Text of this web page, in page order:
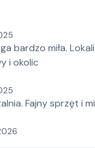
bardzo miła.
i okolic
Fajny sprzęt i